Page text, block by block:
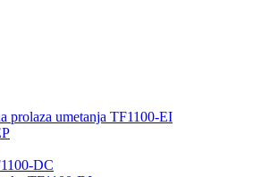
prolaza umetanja TF1100-EI
DC